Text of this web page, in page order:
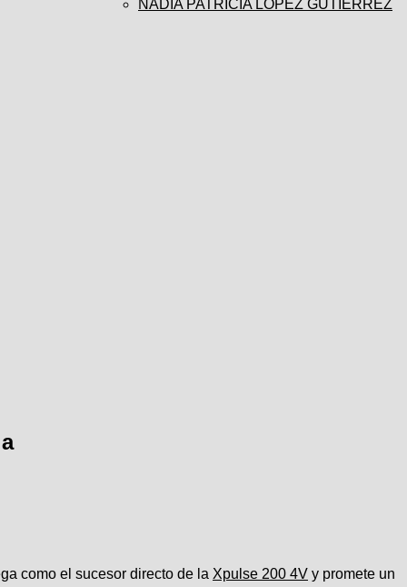
NADIA PATRICIA LÓPEZ GUTIERREZ
como el sucesor directo de la Xpulse 200 4V y promete un